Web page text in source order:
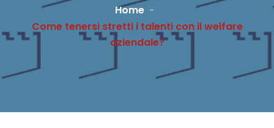
Home
Come tenersi stretti i talenti con il welfare
aziendale?